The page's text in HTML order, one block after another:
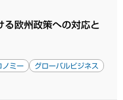
る欧州政策への対応と
ノミー
グローバルビジネス